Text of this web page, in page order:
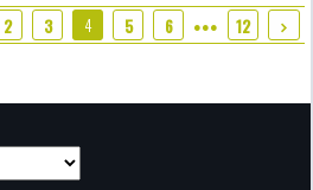
2 3 4 5 6 ●●● 12